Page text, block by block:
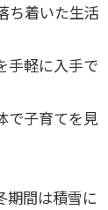
ち着いた生活
手軽に入手で
で子育てを見
期間は積雪に